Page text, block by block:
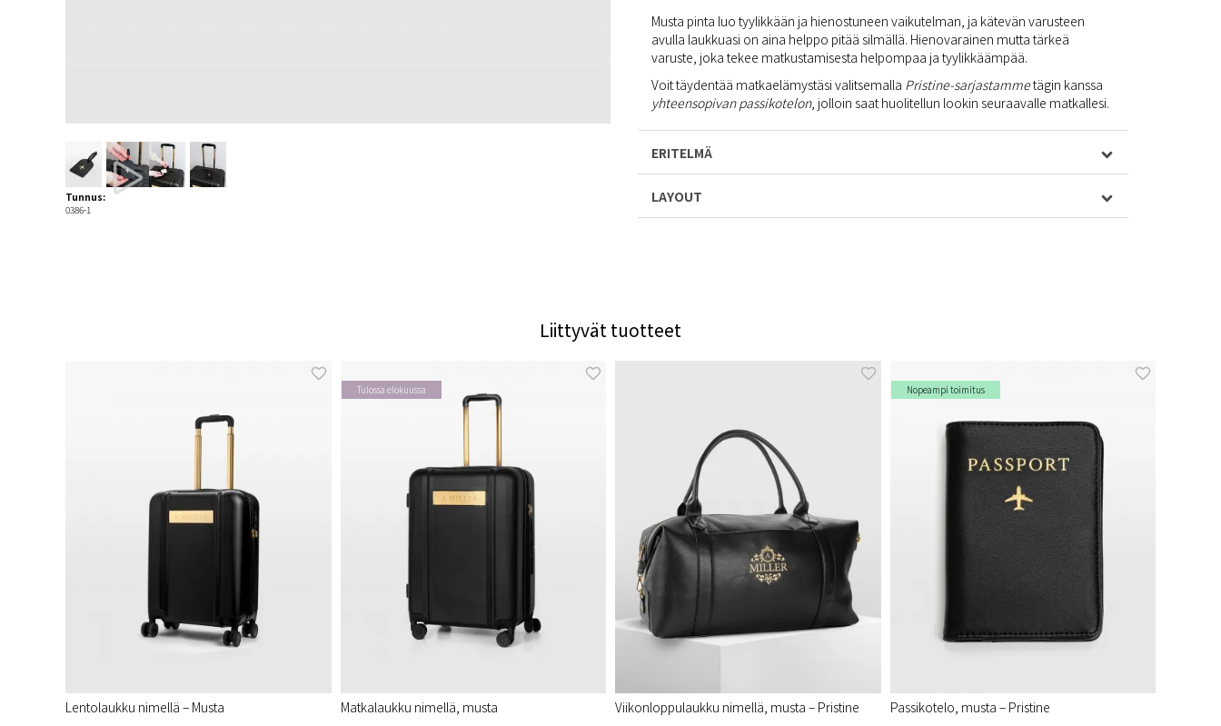
Musta pinta luo tyylikkään ja hienostuneen vaikutelman, ja kätevän varusteen
avulla laukkuasi on aina helppo pitää silmällä. Hienovarainen mutta tärkeä
varuste, joka tekee matkustamisesta helpompaa ja tyylikkäämpää.
Voit täydentää matkaelämystäsi valitsemalla Pristine-sarjastammetägin kanssa
yhteensopivan passikotelon, jolloin saat huolitellun lookin seuraavalle matkallesi.
ERITELMÄ
LAYOUT
Tunnus:
0386-1
Liittyvät tuotteet
Lentolaukku nimellä – Musta
Tulossa elokuussa
Matkalaukku nimellä, musta Viikonloppulaukku nimellä, musta – Pristine
Nopeampi toimitus
Passikotelo, musta – Pristine